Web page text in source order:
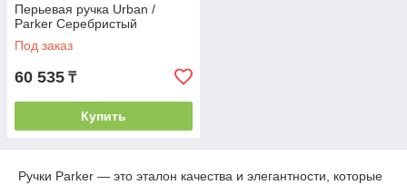
Перьевая ручка Urban /
Parker Серебристый
Под заказ
60 535 ₸
Купить
Ручки Parker — это эталон качества и элегантности, которые